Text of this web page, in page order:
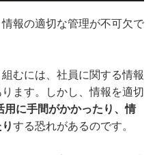
報の適切な管理が不可欠で
むには、社員に関する情報
ます。しかし、情報を適切
用に手間がかかったり、情
する恐れがあるのです。